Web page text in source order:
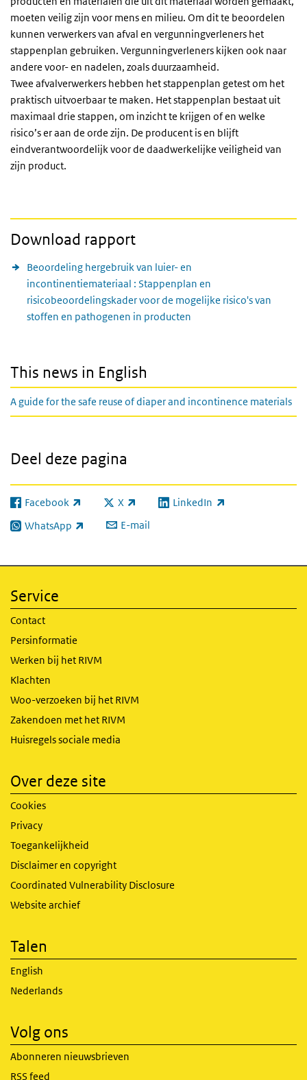
moeten veilig zijn voor mens en milieu. Om dit te beoordelen
kunnen verwerkers van afval en vergunningverleners het
stappenplan gebruiken. Vergunningverleners kijken ook naar
andere voor- en nadelen, zoals duurzaamheid.
Twee afvalverwerkers hebben het stappenplan getest om het
praktisch uitvoerbaar te maken. Het stappenplan bestaat uit
maximaal drie stappen, om inzicht te krijgen of en welke
risico’s er aan de orde zijn. De producent is en blijft
eindverantwoordelijk voor de daadwerkelijke veiligheid van
zijn product.
Download rapport
Beoordeling hergebruik van luier- en
incontinentiemateriaal : Stappenplan en
risicobeoordelingskader voor de mogelijke risico's van
stoffen en pathogenen in producten
This news in English
A guide for the safe reuse of diaper and incontinence materials
Deel deze pagina
Facebook
(externe link) X
(externe link) LinkedIn
(externe link)
WhatsApp
(externe link) E-mail
Service
Contact
Persinformatie
Werken bij het RIVM
Klachten
Woo-verzoeken bij het RIVM
Zakendoen met het RIVM
Huisregels sociale media
Over deze site
Cookies
Privacy
Toegankelijkheid
Disclaimer en copyright
Coordinated Vulnerability Disclosure
Website archief
Talen
English
Nederlands
Volg ons
Abonneren nieuwsbrieven
RSS feed